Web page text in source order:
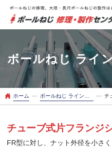
ボールねじ ライ
ホーム ー ー
チューブ式片フランジ
FR型に対し、ナット外径を小さ